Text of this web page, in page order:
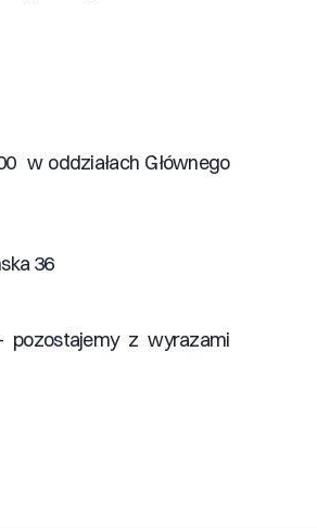
w oddziałach Głównego
36
pozostajemy z wyrazami